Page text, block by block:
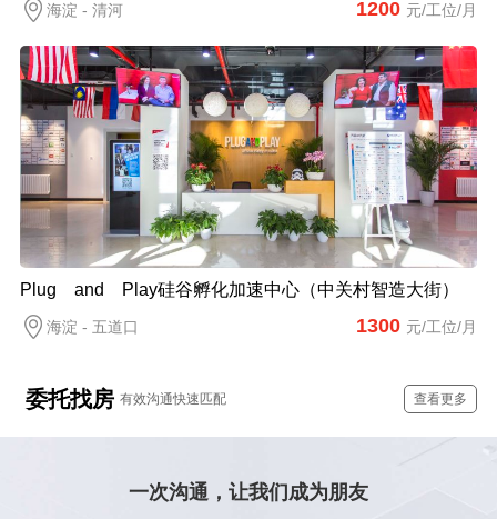
海淀 - 清河 1200 元/工位/月
Plug and Play硅谷孵化加速中心（中关村智造大街）
海淀 - 五道口 1300 元/工位/月
委托找房 有效沟通快速匹配 查看更多
一次沟通，让我们成为朋友